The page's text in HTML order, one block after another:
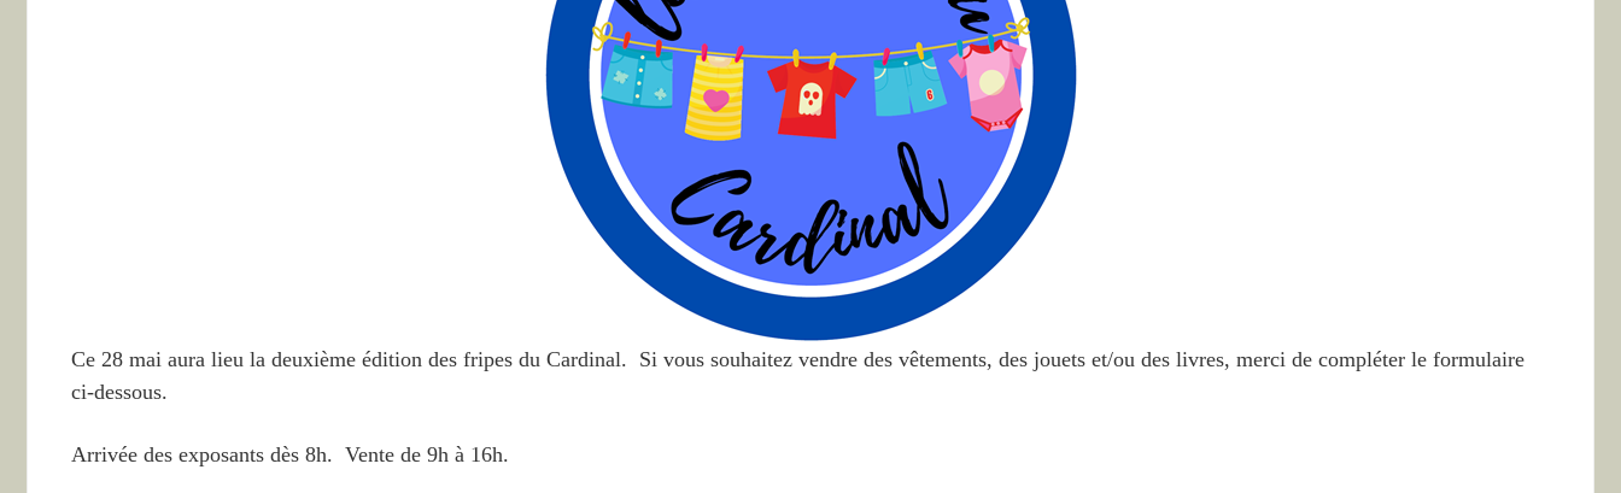
Ce 28 mai aura lieu la deuxième édition des fripes du Cardinal. Si vous souhaitez vendre des vêtements, des jouets et/ou des livres, merci de compléter le formulaire
ci-dessous.
Arrivée des exposants dès 8h. Vente de 9h à 16h.